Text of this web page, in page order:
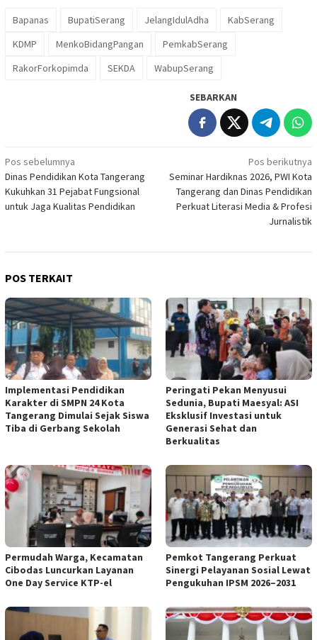
Bapanas BupatiSerang JelangIdulAdha
KabSerang
KDMP
MenkoBidangPangan
PemkabSerang
RakorForkopimda
SEKDA WabupSerang
SEBARKAN
Navigasi
pos
Pos sebelumnya
Dinas Pendidikan Kota Tangerang
Kukuhkan 31 Pejabat Fungsional
untuk Jaga Kualitas Pendidikan
Pos berikutnya
Seminar Hardiknas 2026, PWI Kota
Tangerang dan Dinas Pendidikan
Perkuat Literasi Media & Profesi
Jurnalistik
POS TERKAIT
Implementasi Pendidikan
Karakter di SMPN 24 Kota
Tangerang Dimulai Sejak Siswa
Tiba di Gerbang Sekolah
Peringati Pekan Menyusui
Sedunia, Bupati Maesyal: ASI
Eksklusif Investasi untuk
Generasi Sehat dan
Berkualitas
Permudah Warga, Kecamatan
Cibodas Luncurkan Layanan
One Day Service KTP-el
Pemkot Tangerang Perkuat
Sinergi Pelayanan Sosial Lewat
Pengukuhan IPSM 2026–2031